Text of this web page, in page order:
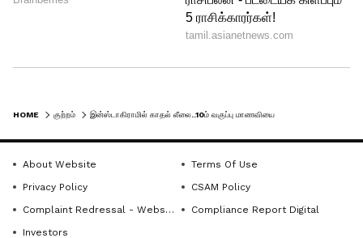
HOME குற்றம்
About Website
Terms Of Use
Privacy Policy
CSAM Policy
Complaint Redressal - Website
Compliance Report Digital
Investors